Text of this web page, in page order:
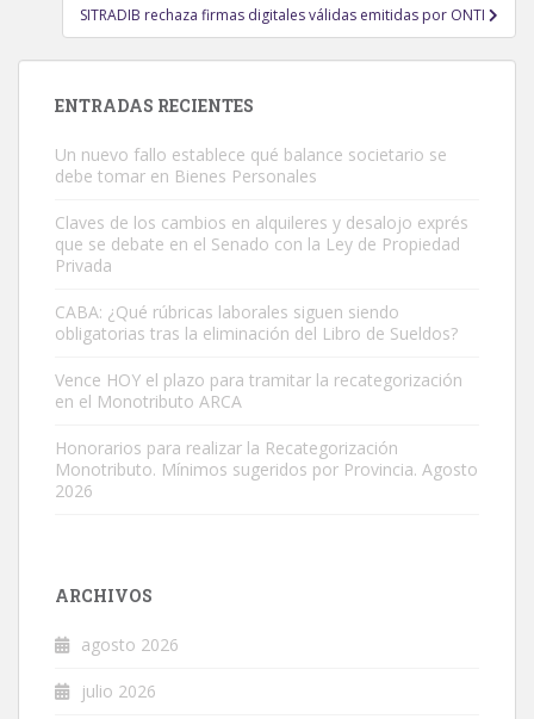
SITRADIB rechaza firmas digitales válidas emitidas por ONTI
ENTRADAS RECIENTES
Un nuevo fallo establece qué balance societario se
debe tomar en Bienes Personales
Claves de los cambios en alquileres y desalojo exprés
que se debate en el Senado con la Ley de Propiedad
Privada
CABA: ¿Qué rúbricas laborales siguen siendo
obligatorias tras la eliminación del Libro de Sueldos?
Vence HOY el plazo para tramitar la recategorización
en el Monotributo ARCA
Honorarios para realizar la Recategorización
Monotributo. Mínimos sugeridos por Provincia. Agosto
2026
ARCHIVOS
agosto 2026
julio 2026